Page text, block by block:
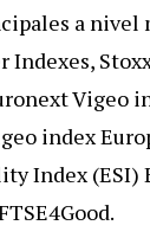
a nivel
Indexes,
Vigeo
index
Index (ESI)